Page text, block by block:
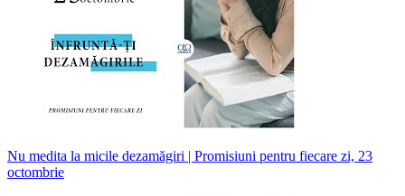
Nu medita la micile dezamăgiri | Promisiuni pentru fiecare zi, 23
octombrie